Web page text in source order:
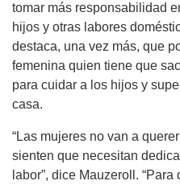
tomar más responsabilidad
hijos y otras labores
destaca, una vez más, que
femenina quien tiene que
para cuidar a los hijos y
casa.
“Las mujeres no van a
sienten que necesitan
labor”, dice Mauzeroll.